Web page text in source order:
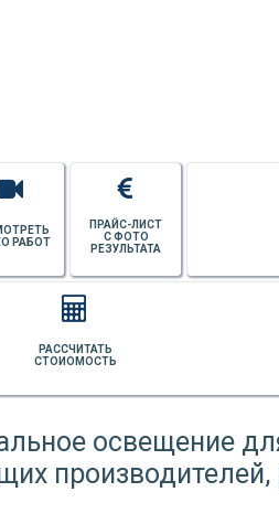
ПРАЙС-ЛИСТ
С ФОТО
РЕЗУЛЬТАТА
РАБОТ
РАССЧИТАТЬ
СТОИОМОСТЬ
освещение